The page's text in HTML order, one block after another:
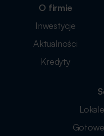
O firmie
Inwestycje
Aktualności
Kredyty